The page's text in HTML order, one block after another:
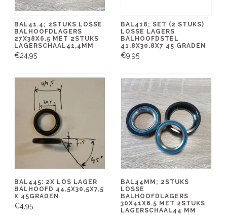
BAL41.4; 2STUKS LOSSE
BALHOOFDLAGERS
27X38X6.5 MET 2STUKS
LAGERSCHAAL41,4MM
€24,95
BAL418; SET (2 STUKS)
LOSSE LAGERS
BALHOOFDSTEL
41.8X30.8X7 45 GRADEN
€9,95
BAL445: 2X LOS LAGER
BALHOOFD 44,5X30,5X7,5
X 45GRADEN
€4,95
BAL44MM; 2STUKS
LOSSE
BALHOOFDLAGERS
30X41X6.5 MET 2STUKS
LAGERSCHAAL44 MM